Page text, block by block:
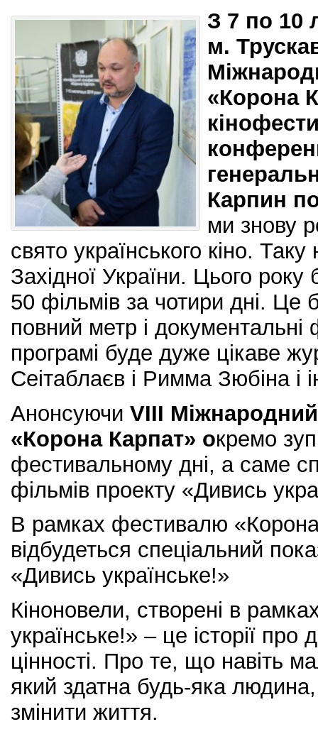
З 7 по 10
м.
«Корона
Карпин
ми знову
свято українського кіно.
Західної України. Цього
50 фільмів за чотири дні. Це
повний метр і документальні
програмі буде дуже цікаве
Сеітаблаєв і Римма Зюбіна і
Анонсуючи VIII
«Корона Карпат» окремо
фестивальному дні, а саме
фільмів проекту «Дивись
В рамках фестивалю
відбудеться спеціальний
«Дивись українське!»
Кіноновели, створені в
українське!» – це історії про
цінності. Про те, що навіть
який здатна будь-яка
змінити життя.